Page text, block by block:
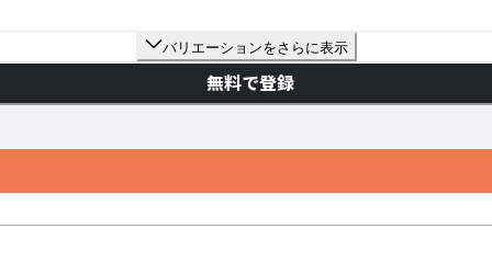
バリエーションをさらに表示
無料で登録